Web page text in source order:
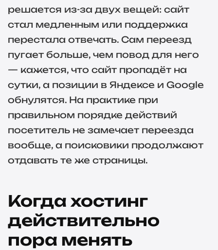
решается из-за двух вещей: сайт
стал медленным или поддержка
перестала отвечать. Сам переезд
пугает больше, чем повод для него
— кажется, что сайт пропадёт на
сутки, а позиции в Яндексе и Google
обнулятся. На практике при
правильном порядке действий
посетитель не замечает переезда
вообще, а поисковики продолжают
отдавать те же страницы.
Когда хостинг
действительно
пора менять